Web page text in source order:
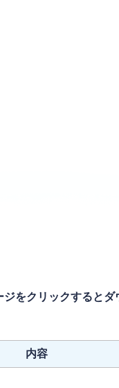
をクリックするとダ
内容